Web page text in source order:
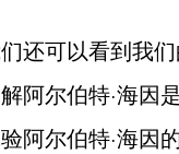
还可以看到我
阿尔伯特·海因
阿尔伯特·海因